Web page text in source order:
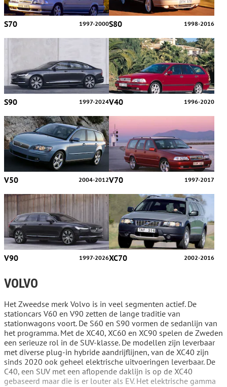
S70 1997-2000S80 1998-2016
S90 1997-2024V40 1996-2020
V50 2004-2012V70 1997-2017
V90 1997-2026XC70 2002-2016
VOLVO
Het Zweedse merk Volvo is in veel segmenten actief. De
stationcars V60 en V90 zetten de lange traditie van
stationwagons voort. De S60 en S90 vormen de sedanlijn van
het programma. Met de XC40, XC60 en XC90 spelen de Zweden
een serieuze rol in de SUV-klasse. De modellen zijn leverbaar
met diverse plug-in hybride aandrijflijnen, van de XC40 zijn
sinds 2020 ook geheel elektrische uitvoeringen leverbaar. De
C40, een SUV met een aflopende daklijn is op de XC40
gebaseerd maar die is er louter als EV. Het elektrische gamma